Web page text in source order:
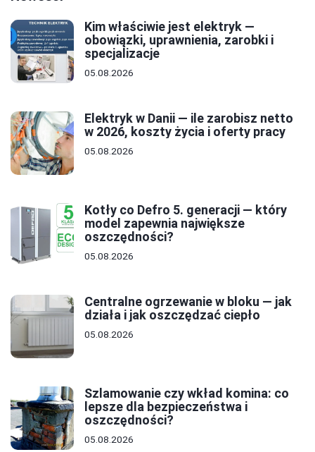
Kim właściwie jest elektryk —
obowiązki, uprawnienia, zarobki i
specjalizacje
05.08.2026
Elektryk w Danii — ile zarobisz netto
w 2026, koszty życia i oferty pracy
05.08.2026
Kotły co Defro 5. generacji — który
model zapewnia największe
oszczędności?
05.08.2026
Centralne ogrzewanie w bloku — jak
działa i jak oszczędzać ciepło
05.08.2026
Szlamowanie czy wkład komina: co
lepsze dla bezpieczeństwa i
oszczędności?
05.08.2026